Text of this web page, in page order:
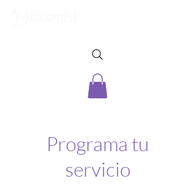
Programa tu
servicio